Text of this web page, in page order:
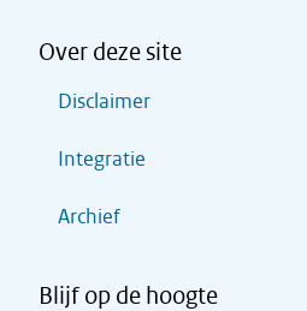
Over deze site
Disclaimer
Integratie
Archief
Blijf op de hoogte